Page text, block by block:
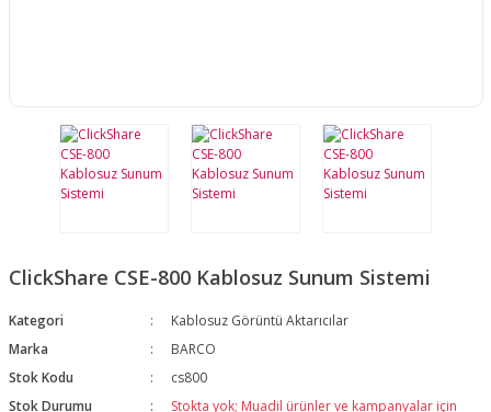
ClickShare CSE-800 Kablosuz Sunum Sistemi
Kategori
Kablosuz Görüntü Aktarıcılar
Marka
BARCO
Stok Kodu
cs800
Stok Durumu
Stokta yok; Muadil ürünler ve kampanyalar için